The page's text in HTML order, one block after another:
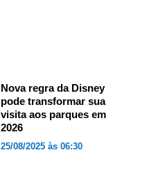
Nova regra da Disney
pode transformar sua
visita aos parques em
2026
25/08/2025 às 06:30